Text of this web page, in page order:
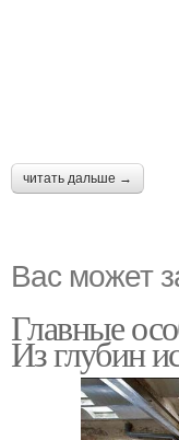
читать дальше →
Вас может
Главные
Из глубин